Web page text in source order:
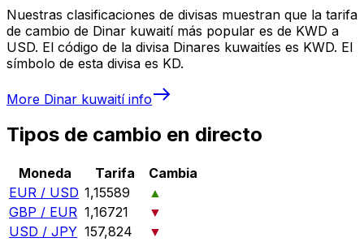
Nuestras clasificaciones de divisas muestran que la tarifa
de cambio de Dinar kuwaití más popular es de KWD a
USD. El código de la divisa Dinares kuwaitíes es KWD. El
símbolo de esta divisa es KD.
More Dinar kuwaitíinfo
Tipos de cambio en directo
Moneda Tarifa
Cambia
EUR / USD 1,15589
▲
GBP / EUR 1,16721
▼
USD / JPY 157,824
▼